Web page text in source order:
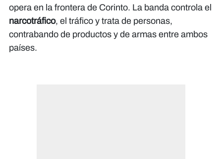
opera en la frontera de Corinto. La banda controla el
narcotráfico, el tráfico y trata de personas,
contrabando de productos y de armas entre ambos
países.